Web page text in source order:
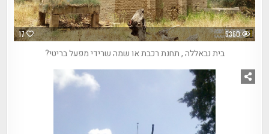
17 5360
בית נבאללה , תחנת רכבת או שמה שרידי מפעל בריטי?